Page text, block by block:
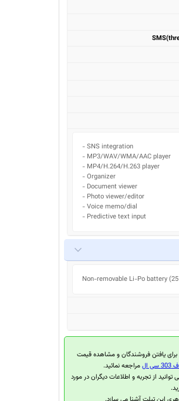
- SNS integration
- MP3/WAV/WMA/AAC player
- MP4/H.264/H.263 player
- Organizer
- Document viewer
- Photo viewer/editor
- Voice memo/dial
- Predictive text input
Non-removable Li-Po battery
یافتن فروشندگان و مشاهده قیمت
ال
مراجعه نمائید.
توانید از تجربه و اطلاعات دیگران در مورد